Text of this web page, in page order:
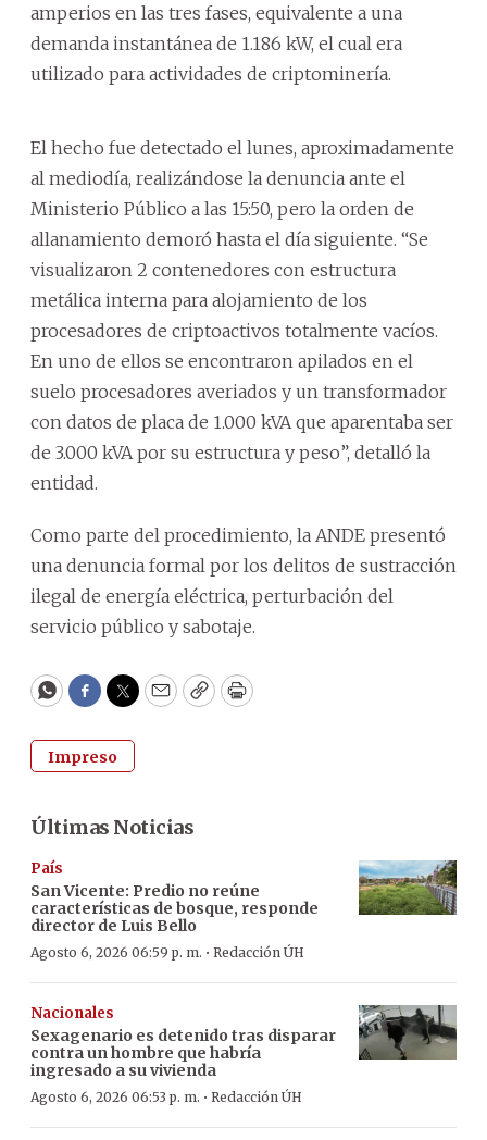
amperios en las tres fases, equivalente a una
demanda instantánea de 1.186 kW, el cual era
utilizado para actividades de criptominería.
El hecho fue detectado el lunes, aproximadamente
al mediodía, realizándose la denuncia ante el
Ministerio Público a las 15:50, pero la orden de
allanamiento demoró hasta el día siguiente. “Se
visualizaron 2 contenedores con estructura
metálica interna para alojamiento de los
procesadores de criptoactivos totalmente vacíos.
En uno de ellos se encontraron apilados en el
suelo procesadores averiados y un transformador
con datos de placa de 1.000 kVA que aparentaba ser
de 3.000 kVA por su estructura y peso”, detalló la
entidad.
Como parte del procedimiento, la ANDE presentó
una denuncia formal por los delitos de sustracción
ilegal de energía eléctrica, perturbación del
servicio público y sabotaje.
WhatsApp
Facebook
Twitter
EmailCopyPrint
Impreso
Últimas Noticias
País
San Vicente: Predio no reúne
características de bosque, responde
director de Luis Bello
Agosto 6, 2026 06:59 p. m. · Redacción ÚH
Nacionales
Sexagenario es detenido tras disparar
contra un hombre que habría
ingresado a su vivienda
Agosto 6, 2026 06:53 p. m. · Redacción ÚH